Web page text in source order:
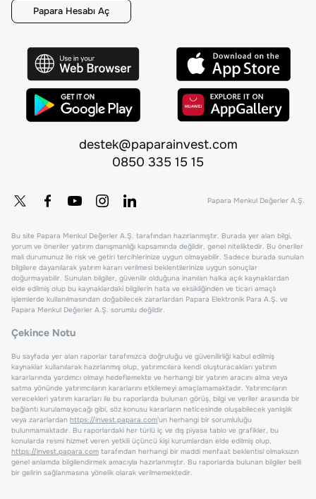
Papara Hesabı Aç
destek@paparainvest.com
0850 335 15 15
Papara Menkul Değerler A.Ş.
Bu site Papara Menkul Değerler A.Ş. tarafından hazırlanmıştır. Burada yer alan bilgi,
yorum ve öneriler yatırım danışmanlığı kapsamında değildir, genel niteliktedir. Bu öneriler
mali durumunuz ile risk ve getiri tercihlerinize uygun olmayabilir. Sadece burada sunulan
bilgilere dayanılarak yatırım kararı verilmesi beklentilerinize uygun sonuçlar
doğurmayabilir. Sunulan bilgiler, güvenilir olduğuna inanılan halka açık kaynaklardan
elde edilmiş olup bu kaynaklardaki bilgilerin hata ve eksikliğinden ve ticari amaçlı
işlemlerde kullanılmasından doğabilecek zararlardan Papara Elektronik Para A.Ş. ve
Papara Menkul Değerler A.Ş. sorumlu değildir.
Çekince Notu
Bu sayfada yer alan raporlar tarafımızca doğruluğu ve güvenilirliği kabul edilmiş
kaynaklar kullanılarak hazırlanmış olup, yatırımcılara kendi oluşturacakları yatırım
kararlarında yardımcı olmayı hedeflemekte ve herhangi bir yatırım aracını alma veya
satma yönünde yatırımcıların kararlarını etkilemeyi amaçlamamaktadır. Yatırımcıların
verecekleri yatırım kararları ile bu raporlarda bulunan görüş, bilgi ve veriler arasında bir
bağlantı kurulamayacağı gibi, söz konusu kararların neticesinde oluşabilecek yanlışlık
veya zararlardan https://invest.papara.com'un herhangi bir sorumluluğu
bulunmamaktadır. Bu raporlardaki her türlü iç ve dış piyasa tablo ve grafikler, bu
konularda resmi hizmet veren yetkili üçüncü kişi kurumlardan elde edilmiş olup,
https://invest.papara.com tarafından herhangi bir maddi menfaat beklentisi olmaksızın
genel anlamda bilgilendirmek amacıyla hazırlanmıştır. Bu raporlarda bulunan bilgiler belli
bir gelirin sağlanmasına yönelik olarak verilmemektedir.